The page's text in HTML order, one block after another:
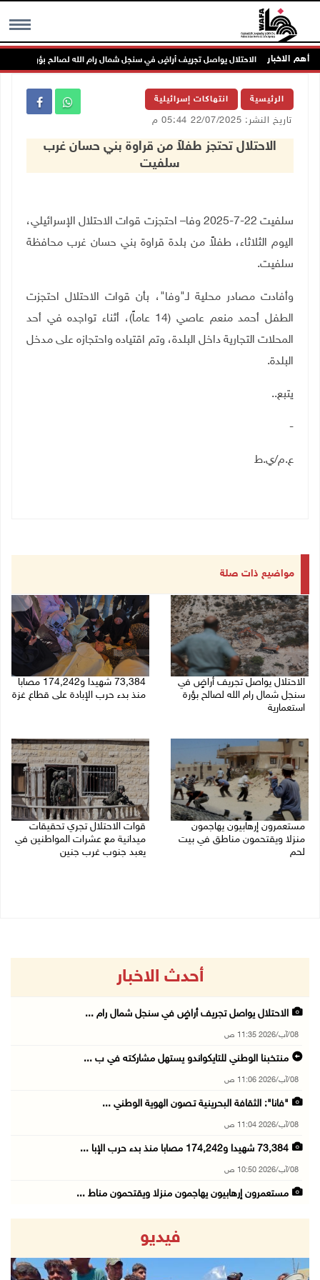
MENU أهم الاخبارالاحتلال يواصل تجريف أراضٍ في سنجل شمال رام الله لصالح بؤرة استعمارية
الرئيسية انتهاكات إسرائيلية
تاريخ النشر: 22/07/2025 05:44 م
الاحتلال تحتجز طفلاً من قراوة بني حسان غرب
سلفيت
سلفيت 22-7-2025 وفا– احتجزت قوات الاحتلال الإسرائيلي،
اليوم الثلاثاء، طفلاً من بلدة قراوة بني حسان غرب محافظة
سلفيت.
وأفادت مصادر محلية لـ"وفا"، بأن قوات الاحتلال احتجزت
الطفل أحمد منعم عاصي (14 عاماً)، أثناء تواجده في أحد
المحلات التجارية داخل البلدة، وتم اقتياده واحتجازه على مدخل
البلدة.
يتبع..
-
ع.م/ي.ط
مواضيع ذات صلة
الاحتلال يواصل تجريف أراضٍ في
سنجل شمال رام الله لصالح بؤرة
استعمارية
73,384 شهيدا و174,242 مصابا
منذ بدء حرب الإبادة على قطاع غزة
مستعمرون إرهابيون يهاجمون
منزلا ويقتحمون مناطق في بيت
لحم
قوات الاحتلال تجري تحقيقات
ميدانية مع عشرات المواطنين في
يعبد جنوب غرب جنين
أحدث الاخبار
الاحتلال يواصل تجريف أراضٍ في سنجل شمال رام ...
08/آب/2026 11:35 ص
منتخبنا الوطني للتايكواندو يستهل مشاركته في ب ...
08/آب/2026 11:06 ص
"فانا": الثقافة البحرينية تـصون الهوية الوطني ...
08/آب/2026 11:04 ص
73,384 شهيدا و174,242 مصابا منذ بدء حرب الإبا ...
08/آب/2026 10:50 ص
مستعمرون إرهابيون يهاجمون منزلا ويقتحمون مناط ...
قوات الاحتلال تجري تحقيقات ميدانية مع عشرات ا ...
08/آب/2026 10:18 ص
فيديو